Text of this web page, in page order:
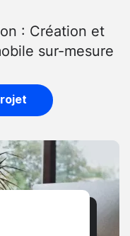
: Création et
sur-mesure